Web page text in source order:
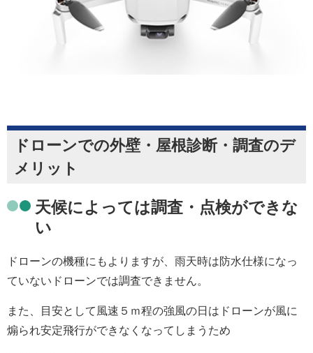
ドローンでの外壁・屋根診断・調査のデ
メリット
天候によっては調査・点検ができな
い
ドローンの機種にもよりますが、雨天時は防水仕様になっ
ていないドローンでは調査できません。
また、目安として風速５ｍ程の強風の日はドローンが風に
煽られ安定飛行ができなくなってしまうため